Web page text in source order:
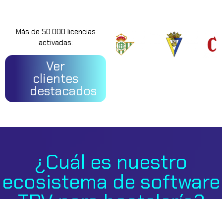
Más de 50.000 licencias
activadas:
Ver
clientes
destacados
¿Cuál es nuestro
ecosistema de software